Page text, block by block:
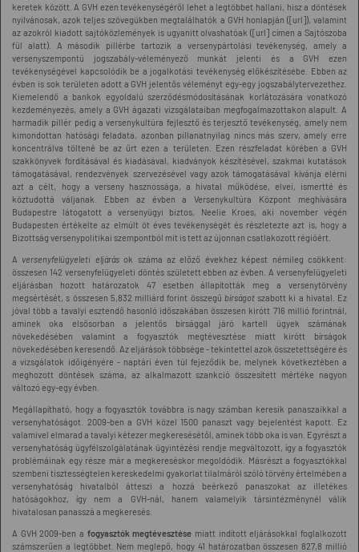
keretek között. A GVH ezen tevékenységéről lehet a legtöbbet hallani, hisz a döntések
nyilvánosak, azok teljes szövegükben megtalálhatók a GVH honlapján ([url]), valamint
az azokról kiadott sajtóközlemények is ugyanitt olvashatóak ([url] címen a Sajtószoba
fül alatt). A második pillérbe tartozik a versenypártolási tevékenység, amely a
versenyszempontú jogszabály-véleményező munkát jelenti és a GVH ezen
tevékenységével kapcsolódik be a jogalkotási tevékenység előkészítésébe. Ebben az
évben is sok területen adott a GVH jelentős véleményt egy-egy jogszabálytervezethez.
Kiemelendő a bankok egyoldalú szerződésmódosításának korlátozására vonatkozó
kezdeményezés, amely a GVH ágazati vizsgálataiban megfogalmazottakon alapult. A
harmadik pillér pedig a versenykultúra fejlesztő és terjesztő tevékenység, amely nem
kimondottan hatósági feladata, azonban pillanatnyilag nincs más szerv, amely erre
koncentrálva töltené be az űrt ezen a területen. Ezen részfeladat körében a GVH
szakkönyvek fordításával és kiadásával, kiadványok készítésével, szakmai kutatások
támogatásával, rendezvények szervezésével vagy azok támogatásával kívánja elérni
azt a célt, hogy a verseny hasznossága, a hivatal működése, elvei, ismertté és
köztudottá váljanak. Ebben az évben a Versenykultúra Központ meghívására
Budapestre látogatott a versenyügyi biztos, Neelie Kroes, aki november végén
Budapesten értékelte az elmúlt öt éves tevékenységét és részletezte azt is, hogy a
Bizottság versenypolitikai szempontból mit is tett az újonnan csatlakozott régióért.
A versenyfelügyeleti eljárások száma az előző évekhez képest némileg csökkent:
összesen 142 versenyfelügyeleti döntés született ebben az évben. A versenyfelügyeleti
eljárásban hozott határozatok 47 esetben állapították meg a versenytörvény
megsértését, s összesen 5,832 milliárd forint összegű bírságotszabott ki a hivatal. Ez
jóval több a tavalyi esztendő hasonló időszakában összesen kirótt 716 millió forintnál,
aminek oka elsősorban a jelentős bírsággal járó kartell ügyek számának
növekedésében valamint a fogyasztók megtévesztése miatt kirótt bírságok
növekedésében keresendő. Az eljárások többsége - tekintettel azok összetettségére és
a vizsgálatok időigényére - naptári éven túl fejeződik be, melynek következtében a
meghozott döntések száma, az alkalmazott szankció összesített mértéke nagyon
változó egy-egy évben.
Megállapítható, hogy a fogyasztók továbbra is nagy számban keresik panaszaikkal a
versenyhatóságot. 2009-ben a GVH közel 1500 panaszt vagy bejelentést kapott. Ez
valamivel elmarad a tavalyi kétezer megkeresésétől, aminek több oka is van. Egyrészt a
versenyhatóság ügyfélszolgálatának ügyintézési rendje megváltozott, így a fogyasztók
problémáinak egy része már a megkereséskor megoldódik. Másrészt a fogyasztókkal
szembeni tisztességtelen kereskedelmi gyakorlat tilalmáról szóló törvény értelmében a
versenyhatóság hivatalból átteszi a hozzá beérkező panaszokat az illetékes
hatóságokhoz, így nem a GVH-nál, hanem valamelyik társintézménynél válik
hivatalosan panasszá a megkeresés.
A GVH 2009-ben a fogyasztók megtévesztése miatt indított eljárásokkal foglalkozott
számszerűen a legtöbbet. Nem meglepő, hogy 41 határozatban összesen 827,8 millió